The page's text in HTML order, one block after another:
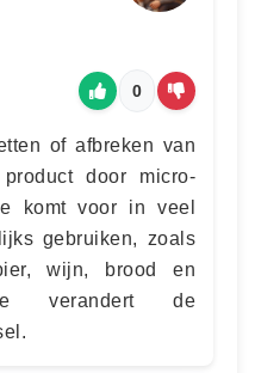
0
of afbreken van
door micro-
komt voor in veel
gebruiken, zoals
wijn, brood en
verandert de